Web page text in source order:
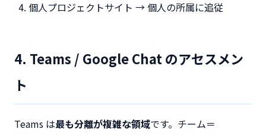
個人プロジェクトサイト → 個人の所属に追従
4. Teams / Google Chat のアセスメン
ト
Teams は最も分離が複雑な領域です。チーム＝